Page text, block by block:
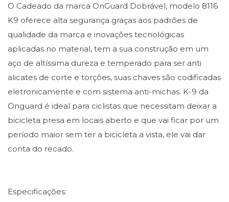
O Cadeado da marca OnGuard Dobrável, modelo 8116
K9 oferece alta segurança graças aos padrões de
qualidade da marca e inovações tecnológicas
aplicadas no material, tem a sua construção em um
aço de altíssima dureza e temperado para ser anti
alicates de corte e torções, suas chaves são codificadas
eletronicamente e com sistema anti-michas. K-9 da
Onguard é ideal para ciclistas que necessitam deixar a
bicicleta presa em locais aberto e que vai ficar por um
período maior sem ter a bicicleta a vista, ele vai dar
conta do recado.
Especificações: